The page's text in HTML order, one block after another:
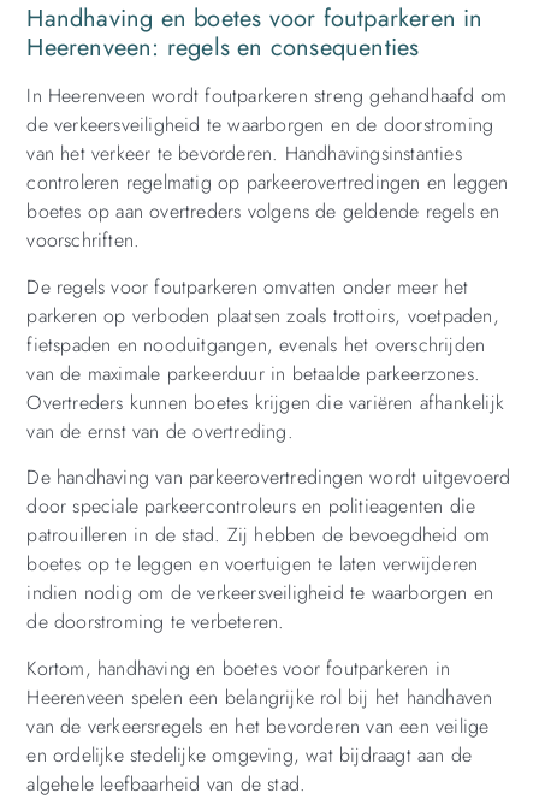
Handhaving en boetes voor foutparkeren in
Heerenveen: regels en consequenties
In Heerenveen wordt foutparkeren streng gehandhaafd om
de verkeersveiligheid te waarborgen en de doorstroming
van het verkeer te bevorderen. Handhavingsinstanties
controleren regelmatig op parkeerovertredingen en leggen
boetes op aan overtreders volgens de geldende regels en
voorschriften.
De regels voor foutparkeren omvatten onder meer het
parkeren op verboden plaatsen zoals trottoirs, voetpaden,
fietspaden en nooduitgangen, evenals het overschrijden
van de maximale parkeerduur in betaalde parkeerzones.
Overtreders kunnen boetes krijgen die variëren afhankelijk
van de ernst van de overtreding.
De handhaving van parkeerovertredingen wordt uitgevoerd
door speciale parkeercontroleurs en politieagenten die
patrouilleren in de stad. Zij hebben de bevoegdheid om
boetes op te leggen en voertuigen te laten verwijderen
indien nodig om de verkeersveiligheid te waarborgen en
de doorstroming te verbeteren.
Kortom, handhaving en boetes voor foutparkeren in
Heerenveen spelen een belangrijke rol bij het handhaven
van de verkeersregels en het bevorderen van een veilige
en ordelijke stedelijke omgeving, wat bijdraagt aan de
algehele leefbaarheid van de stad.